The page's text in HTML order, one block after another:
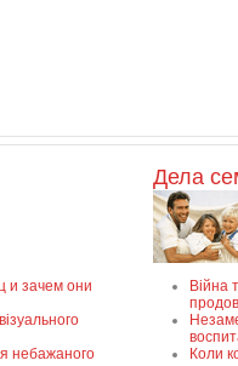
и зачем они
небажаного
Дела
Війна
Коли